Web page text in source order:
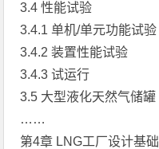
3.4 性能试验
3.4.1 单机/单元功能试验
3.4.2 装置性能试验
3.4.3 试运行
3.5 大型液化天然气储罐
……
第4章 LNG工厂设计基础